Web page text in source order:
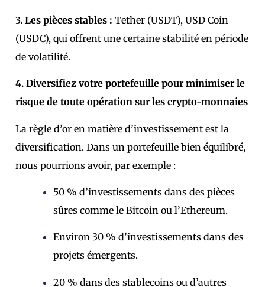
3. Les pièces stables : Tether (USDT), USD Coin
(USDC), qui offrent une certaine stabilité en période
de volatilité.
4. Diversifiez votre portefeuille pour minimiser le
risque de toute opération sur les crypto-monnaies
La règle d’or en matière d’investissement est la
diversification. Dans un portefeuille bien équilibré,
nous pourrions avoir, par exemple :
50 % d’investissements dans des pièces
sûres comme le Bitcoin ou l’Ethereum.
Environ 30 % d’investissements dans des
projets émergents.
20 % dans des stablecoins ou d’autres